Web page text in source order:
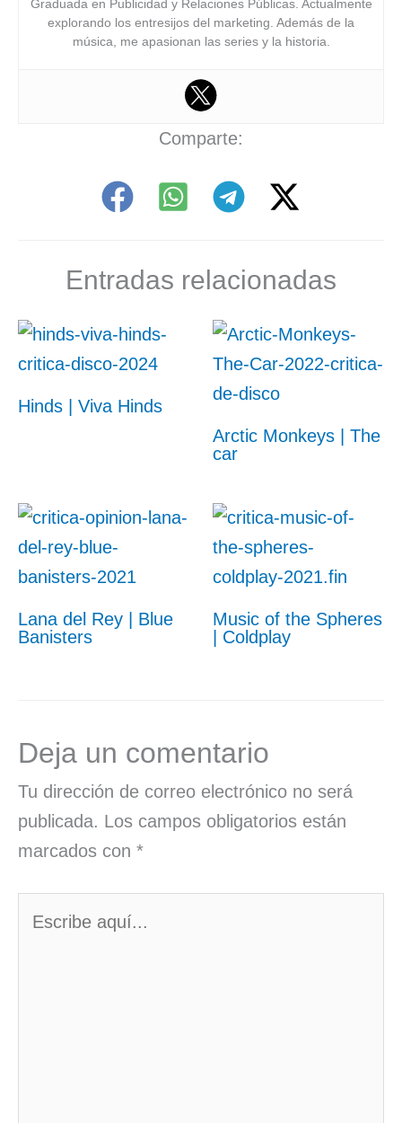
Graduada en Publicidad y Relaciones Públicas. Actualmente
explorando los entresijos del marketing. Además de la
música, me apasionan las series y la historia.
Comparte:
Entradas relacionadas
Hinds | Viva Hinds
Arctic Monkeys | The
car
Lana del Rey | Blue
Banisters
Music of the Spheres
| Coldplay
Deja un comentario
Tu dirección de correo electrónico no será
publicada. Los campos obligatorios están
marcados con *